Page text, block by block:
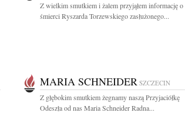
Z wielkim smutkiem i żalem przyjąłem informację o
śmierci Ryszarda Torzewskiego zasłużonego...
MARIA SCHNEIDER SZCZECIN
Z głębokim smutkiem żegnamy naszą Przyjaciółkę
Odeszła od nas Maria Schneider Radna...